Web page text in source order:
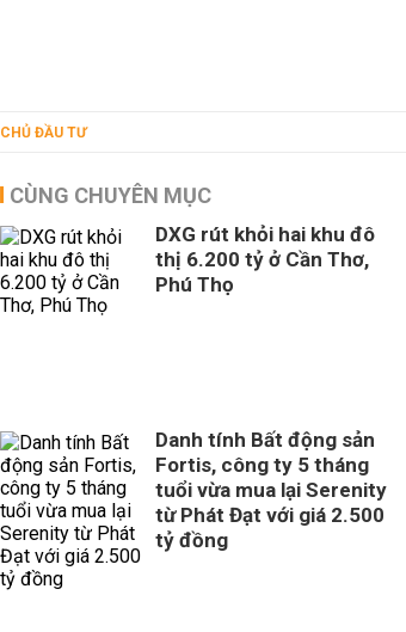
CHỦ ĐẦU TƯ
CÙNG CHUYÊN MỤC
DXG rút khỏi hai khu đô
thị 6.200 tỷ ở Cần Thơ,
Phú Thọ
Danh tính Bất động sản
Fortis, công ty 5 tháng
tuổi vừa mua lại Serenity
từ Phát Đạt với giá 2.500
tỷ đồng